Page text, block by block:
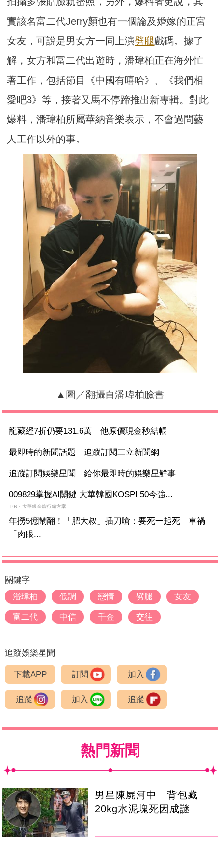
實該名富二代Jerry顏也有一個論及婚嫁的正宮
女友，可說是男女方一同上演劈腿戲碼。據了
解，女方和富二代出遊時，潘瑋柏正在海外忙
著工作，包括節目《中國有嘻哈》、《我們相
愛吧3》等，接著又馬不停蹄推出新專輯。對此
爆料，潘瑋柏所屬華納音樂表示，不會過問藝
人工作以外的事。
▲圖／翻攝自潘瑋柏臉書
龍藏經7折仍要131.6萬 他原價現金秒結帳
最即時的新聞話題 追蹤訂閱三立新聞網
追蹤訂閱娛樂星聞 給你最即時的娛樂星鮮事
009829掌握AI關鍵 大華韓國KOSPI 50今強...
PR・大華銀全能行銷方案
年撈5億鬧翻！「肥大叔」插刀嗆：要死一起死 車禍
「肉眼...
關鍵字
潘瑋柏
低調 戀情 劈腿 女友
富二代 中信 千金 交往
追蹤娛樂星聞
下載APP 訂閱 加入
追蹤 加入 追蹤
熱門新聞
男星陳屍河中 背包藏
20kg水泥塊死因成謎